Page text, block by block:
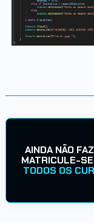
AINDA NÃO
MATRICULE-
TODOS OS